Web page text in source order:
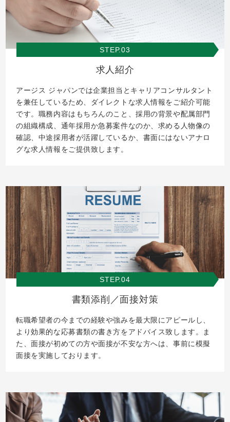
STEP.03
求人紹介
アージス ジャパンでは企業担当とキャリアコンサルタント
を兼任しているため、ダイレクトな求人情報をご紹介可能
です。職務内容はもちろんのこと、採用の背景や配属部門
の組織構成、通年採用か急募案件なのか、求める人物像の
確認、中途採用者が活躍しているか、書面にはないアナロ
グな求人情報をご提供致します。
STEP.04
書類添削／面接対策
転職希望者の今までの経験や強みを最大限にアピールし、
より効果的な応募書類の書き方をアドバイス致します。ま
た、面接が初めての方や面接が不安な方へは、事前に模擬
面接を実施しております。